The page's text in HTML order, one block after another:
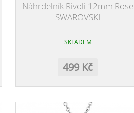
Náhrdelník Rivoli 12mm Rose
SWAROVSKI
SKLADEM
499 Kč